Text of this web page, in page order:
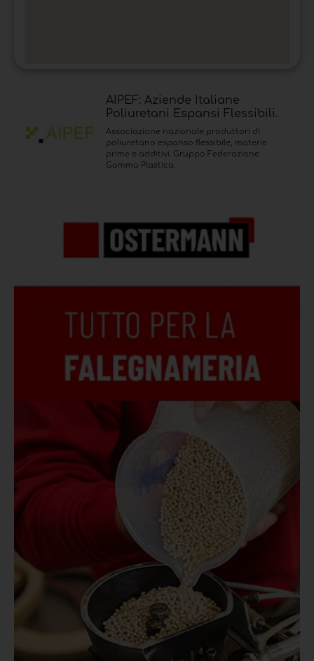
AIPEF: Aziende Italiane
Poliuretani Espansi Flessibili.
Associazione nazionale produttori di
poliuretano espanso flessibile, materie
prime e additivi. Gruppo Federazione
Gomma Plastica.